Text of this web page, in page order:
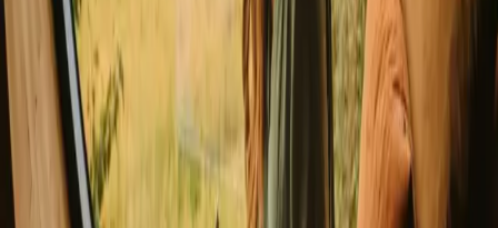
Glamping
Yurt
Glamping med spa
Glamping med vildmarksbad
Trætop overnatning
Tiny house i Danmark
Hvor skal du hen?